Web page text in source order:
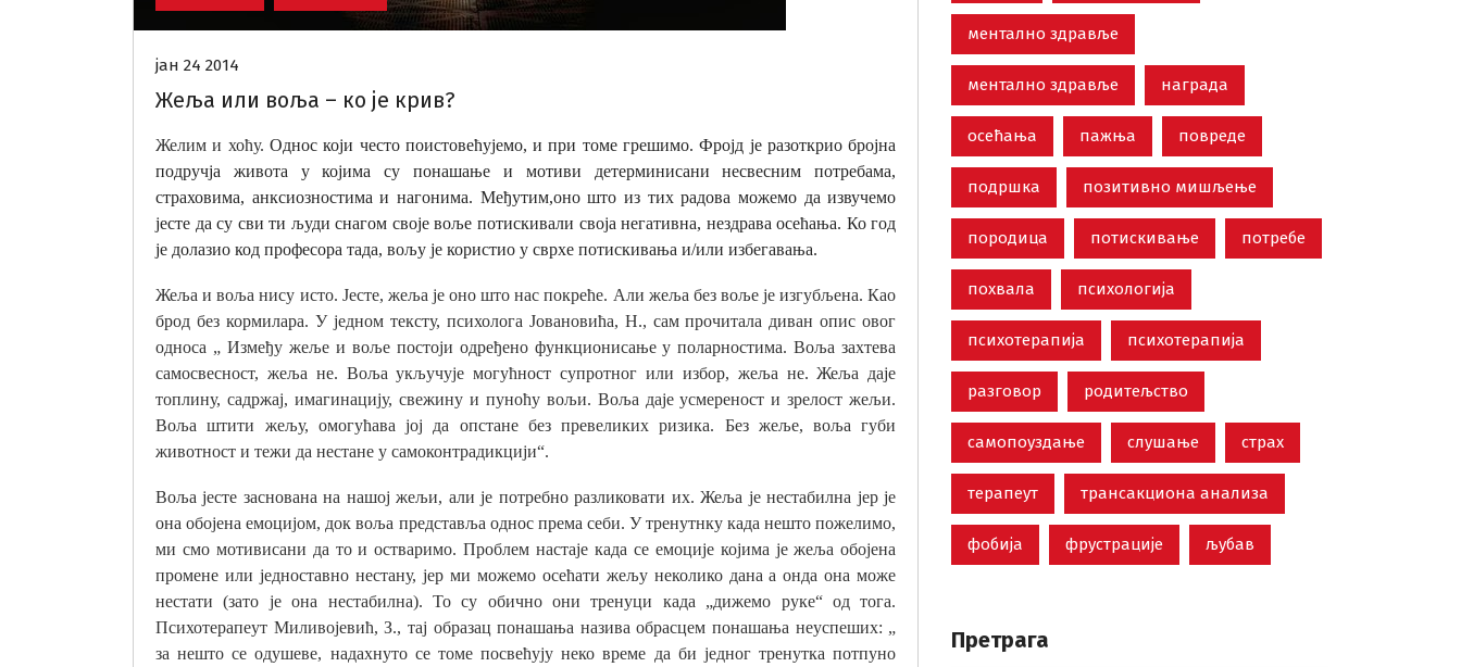
јан 24 2014
Жеља или воља – ко је крив?
Желим и хоћу. Однос који често поистовећујемо, и при томе грешимо. Фројд је разоткрио бројна
подручја живота у којима су понашање и мотиви детерминисани несвесним потребама,
страховима, анксиозностима и нагонима. Међутим,оно што из тих радова можемо да извучемо
јесте да су сви ти људи снагом своје воље потискивали своја негативна, нездрава осећања. Ко год
је долазио код професора тада, вољу је користио у сврхе потискивања и/или избегавања.
Жеља и воља нису исто. Јесте, жеља је оно што нас покреће. Али жеља без воље је изгубљена. Као
брод без кормилара. У једном тексту, психолога Јовановића, Н., сам прочитала диван опис овог
односа „ Између жеље и воље постоји одређено функционисање у поларностима. Воља захтева
самосвесност, жеља не. Воља укључује могућност супротног или избор, жеља не. Жеља даје
топлину, садржај, имагинацију, свежину и пуноћу вољи. Воља даје усмереност и зрелост жељи.
Воља штити жељу, омогућава јој да опстане без превеликих ризика. Без жеље, воља губи
животност и тежи да нестане у самоконтрадикцији“.
Воља јесте заснована на нашој жељи, али је потребно разликовати их. Жеља је нестабилна јер је
она обојена емоцијом, док воља представља однос према себи. У тренутнку када нешто пожелимо,
ми смо мотивисани да то и остваримо. Проблем настаје када се емоције којима је жеља обојена
промене или једноставно нестану, јер ми можемо осећати жељу неколико дана а онда она може
нестати (зато је она нестабилна). То су обично они тренуци када „дижемо руке“ од тога.
Психотерапеут Миливојевић, З., тај образац понашања назива обрасцем понашања неуспеших: „
за нешто се одушеве, надахнуто се томе посвећују неко време да би једног тренутка потпуно
ментално здравље
ментално здравље награда
осећања пажња повреде
подршка позитивно мишљење
породица потискивање потребе
похвала психологија
психотерапија психотерапија
разговор родитељство
самопоуздање слушање страх
терапеут трансакциона анализа
фобија фрустрације љубав
Претрага